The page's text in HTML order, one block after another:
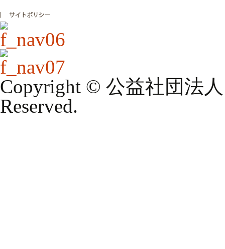
Copyright © 公益社団法
Reserved.